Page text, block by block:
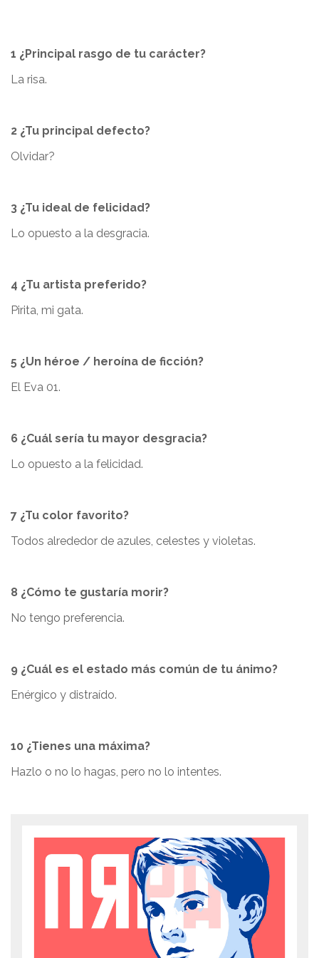
1 ¿Principal rasgo de tu carácter?
La risa.
2 ¿Tu principal defecto?
Olvidar?
3 ¿Tu ideal de felicidad?
Lo opuesto a la desgracia.
4 ¿Tu artista preferido?
Pirita, mi gata.
5 ¿Un héroe / heroína de ficción?
El Eva 01.
6 ¿Cuál sería tu mayor desgracia?
Lo opuesto a la felicidad.
7 ¿Tu color favorito?
Todos alrededor de azules, celestes y violetas.
8 ¿Cómo te gustaría morir?
No tengo preferencia.
9 ¿Cuál es el estado más común de tu ánimo?
Enérgico y distraído.
10 ¿Tienes una máxima?
Hazlo o no lo hagas, pero no lo intentes.